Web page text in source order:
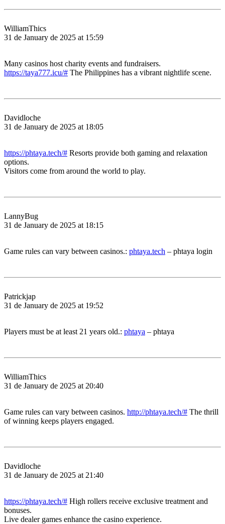
WilliamThics
31 de January de 2025 at 15:59
Many casinos host charity events and fundraisers.
https://taya777.icu/# The Philippines has a vibrant nightlife scene.
Davidloche
31 de January de 2025 at 18:05
https://phtaya.tech/# Resorts provide both gaming and relaxation
options.
Visitors come from around the world to play.
LannyBug
31 de January de 2025 at 18:15
Game rules can vary between casinos.: phtaya.tech – phtaya login
Patrickjap
31 de January de 2025 at 19:52
Players must be at least 21 years old.: phtaya – phtaya
WilliamThics
31 de January de 2025 at 20:40
Game rules can vary between casinos. http://phtaya.tech/# The thrill
of winning keeps players engaged.
Davidloche
31 de January de 2025 at 21:40
https://phtaya.tech/# High rollers receive exclusive treatment and
bonuses.
Live dealer games enhance the casino experience.